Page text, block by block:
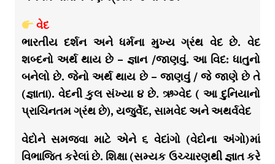
વેદ
ભારતીય દર્શન અને ધર્મના મુખ્ય ગ્રંથ વેદ છે. વેદ
શબ્દનો અર્થ થાય છે – જ્ઞાન /જાણવું. આ વિદ: ધાતુનો
બનેલો છે. જેનો અર્થ થાય છે – જાણવું / જે જાણે છે તે
(જ્ઞાતા). વેદની કુલ સંખ્યા ૪ છે. ઋગ્વેદ ( આ દુનિયાનો
પ્રાચિનતમ ગ્રંથ છે), યજુર્વેદ, સામવેદ અને અથર્વવેદ
વેદોને સમજવા માટે એને ૬ વેદાંગો (વેદોના અંગો)માં
વિભાજિત કરેલાં છે. શિક્ષા (સમ્યક ઉચ્ચારણથી જ્ઞાત કરે